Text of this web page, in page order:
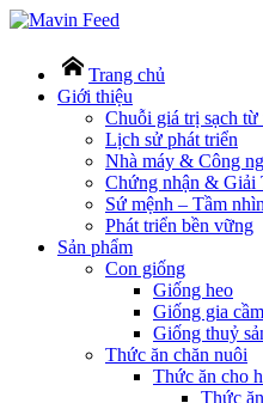
Trang chủ
Giới thiệu
Chuỗi giá trị sạch từ
Lịch sử phát triển
Nhà máy & Công
Chứng nhận & Giải
Sứ mệnh – Tầm nhìn
Phát triển bền vững
Sản phẩm
Con giống
Giống heo
Giống gia cầm
Giống thuỷ
Thức ăn chăn nuôi
Thức ăn cho
Thức